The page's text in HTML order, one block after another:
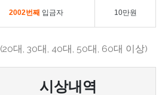
2002번째 입금자 10만원
(20대, 30대, 40대, 50대, 60대 이상)
시상내역